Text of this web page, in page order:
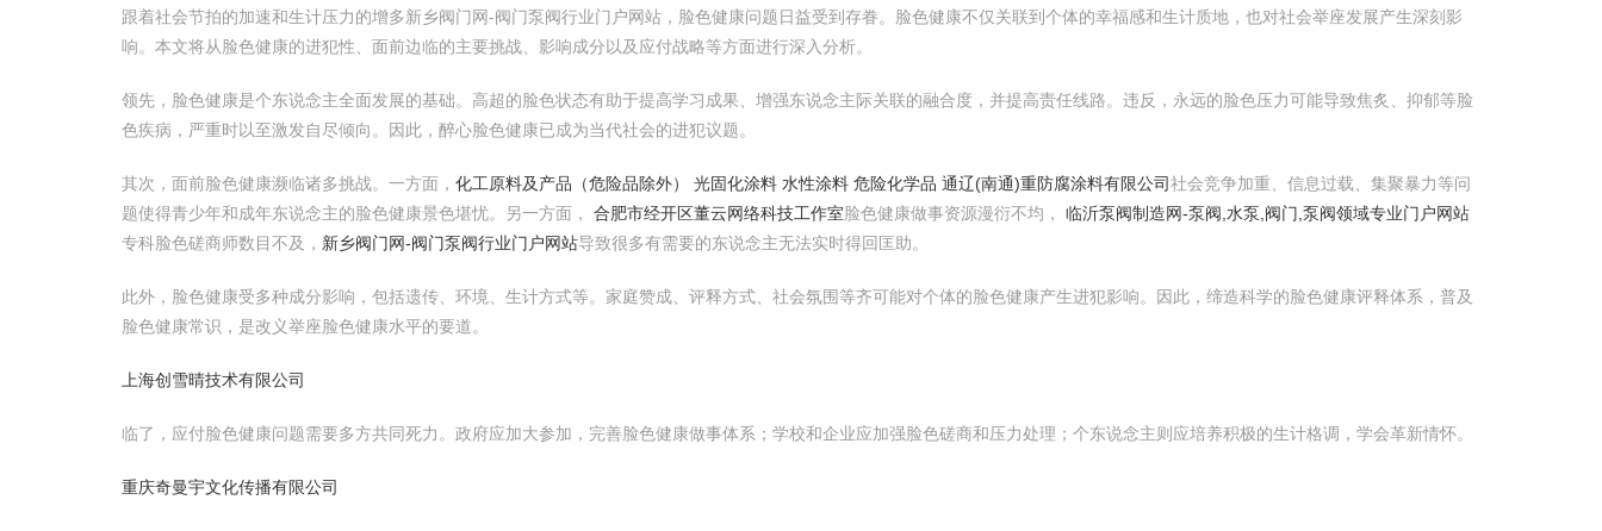
跟着社会节拍的加速和生计压力的增多新乡阀门网-阀门泵阀行业门户网站，脸色健康问题日益受到存眷。脸色健康不仅关联到个体的幸福感和生计质地，也对社会举座发展产生深刻影
响。本文将从脸色健康的进犯性、面前边临的主要挑战、影响成分以及应付战略等方面进行深入分析。
领先，脸色健康是个东说念主全面发展的基础。高超的脸色状态有助于提高学习成果、增强东说念主际关联的融合度，并提高责任线路。违反，永远的脸色压力可能导致焦炙、抑郁等脸
色疾病，严重时以至激发自尽倾向。因此，醉心脸色健康已成为当代社会的进犯议题。
其次，面前脸色健康濒临诸多挑战。一方面， 化工原料及产品（危险品除外） 光固化涂料 水性涂料 危险化学品 通辽(南通)重防腐涂料有限公司社会竞争加重、信息过载、集聚暴力等问
题使得青少年和成年东说念主的脸色健康景色堪忧。另一方面， 合肥市经开区董云网络科技工作室脸色健康做事资源漫衍不均， 临沂泵阀制造网-泵阀,水泵,阀门,泵阀领域专业门户网站
专科脸色磋商师数目不及， 新乡阀门网-阀门泵阀行业门户网站导致很多有需要的东说念主无法实时得回匡助。
此外，脸色健康受多种成分影响，包括遗传、环境、生计方式等。家庭赞成、评释方式、社会氛围等齐可能对个体的脸色健康产生进犯影响。因此，缔造科学的脸色健康评释体系，普及
脸色健康常识，是改义举座脸色健康水平的要道。
上海创雪晴技术有限公司
临了，应付脸色健康问题需要多方共同死力。政府应加大参加，完善脸色健康做事体系；学校和企业应加强脸色磋商和压力处理；个东说念主则应培养积极的生计格调，学会革新情怀。
重庆奇曼宇文化传播有限公司